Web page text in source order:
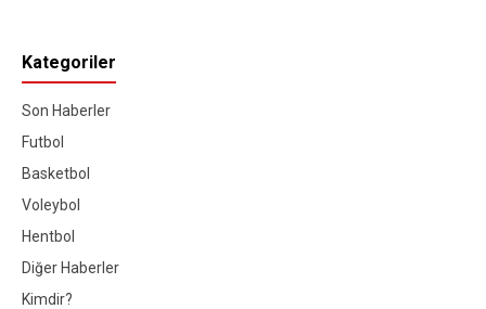
Kategoriler
Son Haberler
Futbol
Basketbol
Voleybol
Hentbol
Diğer Haberler
Kimdir?